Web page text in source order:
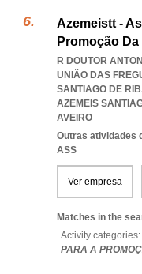
Azemeistt -
Promoção
R DOUTOR
UNIÃO DAS
SANTIAGO DE
AZEMEIS
AVEIRO
Outras atividades
ASS
Ver empresa
Matches in the
Activity categories:
PARA A